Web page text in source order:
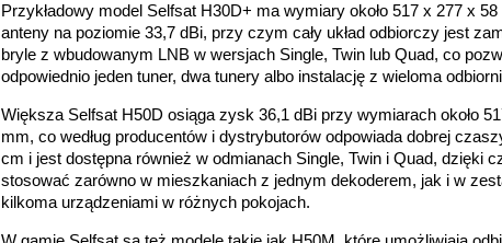
Przykładowy model Selfsat H30D+ ma wymiary około 517 x 277 x
anteny na poziomie 33,7 dBi, przy czym cały układ odbiorczy jest
bryle z wbudowanym LNB w wersjach Single, Twin lub Quad, co
odpowiednio jeden tuner, dwa tunery albo instalację z wieloma
Większa Selfsat H50D osiąga zysk 36,1 dBi przy wymiarach około
mm, co według producentów i dystrybutorów odpowiada dobrej
cm i jest dostępna również w odmianach Single, Twin i Quad, dzięki
stosować zarówno w mieszkaniach z jednym dekoderem, jak i w
kilkoma urządzeniami w różnych pokojach.